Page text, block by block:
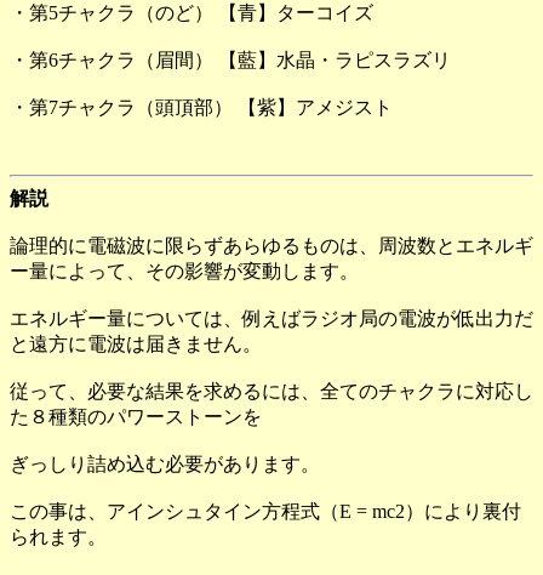
・第5チャクラ（のど） 【青】ターコイズ
・第6チャクラ（眉間） 【藍】水晶・ラピスラズリ
・第7チャクラ（頭頂部） 【紫】アメジスト
解説
論理的に電磁波に限らずあらゆるものは、周波数とエネルギ
ー量によって、その影響が変動します。
エネルギー量については、例えばラジオ局の電波が低出力だ
と遠方に電波は届きません。
従って、必要な結果を求めるには、全てのチャクラに対応し
た８種類のパワーストーンを
ぎっしり詰め込む必要があります。
この事は、アインシュタイン方程式（E = mc2）により裏付
られます。